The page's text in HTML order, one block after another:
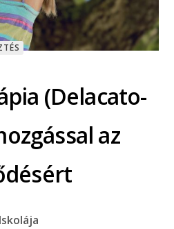
(Delacato-
az